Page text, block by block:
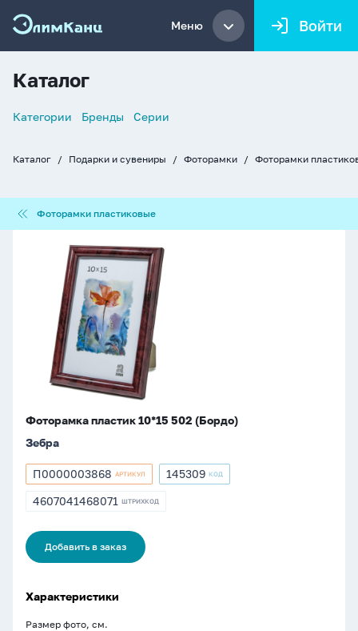
Меню Войти
Каталог
Список
Категории Бренды Серии
Каталог Подарки и сувениры Фоторамки Фоторамки
пластиковые
Фоторамки пластиковые
Фоторамка
пластик
(Бордо)
Фоторамка пластик 10*15 502 (Бордо)
Зебра
Артикул
П0000003868
П0000003868 АРТИКУЛ
Артикул
145309 КОД
ШТРИХКОД
4607041468071 ШТРИХКОД
Добавить в заказ
Характеристики
Размер фото, см.